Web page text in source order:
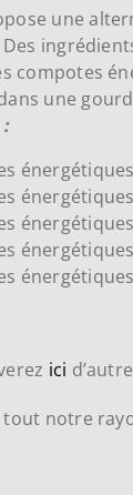
une
compotes
une
:
ici
tout notre